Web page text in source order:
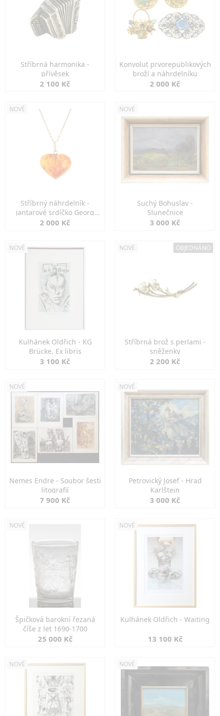
Stříbrná harmonika -
přívěsek
2 100 Kč
Konvolut prvorepublikových
broží a náhrdelníku
2 000 Kč
NOVÉ
Stříbrný náhrdelník -
jantarové srdíčko Georg
Kramer
2 000 Kč
NOVÉ
Suchý Bohuslav -
Slunečnice
3 000 Kč
NOVÉ
Kulhánek Oldřich - KG
Brücke, Ex libris
3 100 Kč
NOVÉ OBJEDNÁNO
Stříbrná brož s perlami -
sněženky
2 200 Kč
NOVÉ
Nemes Endre - Soubor šesti
litografií
7 900 Kč
NOVÉ
Petrovický Josef - Hrad
Karlštejn
3 000 Kč
NOVÉ
Špičková barokní řezaná
číše z let 1690-1700
25 000 Kč
NOVÉ
Kulhánek Oldřich - Waiting
13 100 Kč
NOVÉ NOVÉ